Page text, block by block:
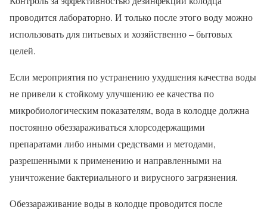
проводится лабораторно. И только после этого воду можно
использовать для питьевых и хозяйственно – бытовых
целей.
Если мероприятия по устранению ухудшения качества воды
не привели к стойкому улучшению ее качества по
микробиологическим показателям, вода в колодце должна
постоянно обеззараживаться хлорсодержащими
препаратами либо иными средствами и методами,
разрешенными к применению и направленными на
уничтожение бактериального и вирусного загрязнения.
Обеззараживание воды в колодце проводится после